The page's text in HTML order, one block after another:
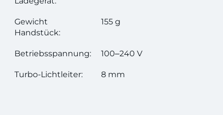
Gewicht
Handstück:
155 g
Betriebsspannung: 100‒240 V
Turbo-Lichtleiter: 8 mm